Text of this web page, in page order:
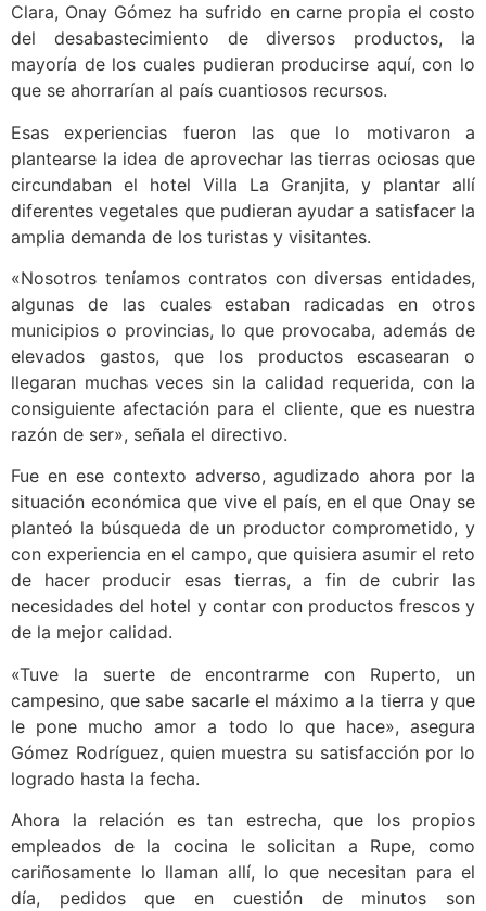
Clara, Onay Gómez ha sufrido en carne propia el costo
del desabastecimiento de diversos productos, la
mayoría de los cuales pudieran producirse aquí, con lo
que se ahorrarían al país cuantiosos recursos.
Esas experiencias fueron las que lo motivaron a
plantearse la idea de aprovechar las tierras ociosas que
circundaban el hotel Villa La Granjita, y plantar allí
diferentes vegetales que pudieran ayudar a satisfacer la
amplia demanda de los turistas y visitantes.
«Nosotros teníamos contratos con diversas entidades,
algunas de las cuales estaban radicadas en otros
municipios o provincias, lo que provocaba, además de
elevados gastos, que los productos escasearan o
llegaran muchas veces sin la calidad requerida, con la
consiguiente afectación para el cliente, que es nuestra
razón de ser», señala el directivo.
Fue en ese contexto adverso, agudizado ahora por la
situación económica que vive el país, en el que Onay se
planteó la búsqueda de un productor comprometido, y
con experiencia en el campo, que quisiera asumir el reto
de hacer producir esas tierras, a fin de cubrir las
necesidades del hotel y contar con productos frescos y
de la mejor calidad.
«Tuve la suerte de encontrarme con Ruperto, un
campesino, que sabe sacarle el máximo a la tierra y que
le pone mucho amor a todo lo que hace», asegura
Gómez Rodríguez, quien muestra su satisfacción por lo
logrado hasta la fecha.
Ahora la relación es tan estrecha, que los propios
empleados de la cocina le solicitan a Rupe, como
cariño­samente lo llaman allí, lo que necesitan para el
día, pedidos que en cuestión de minutos son